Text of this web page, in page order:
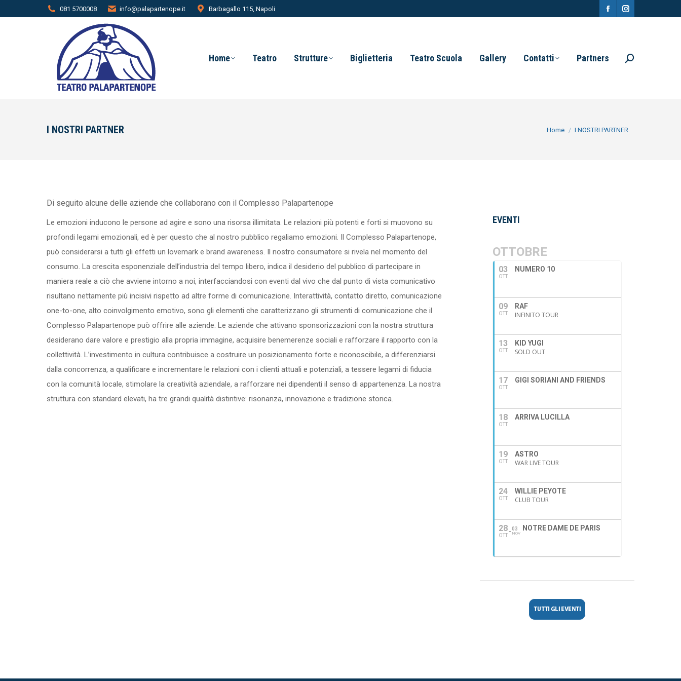
081 5700008 info@palapartenope.it Barbagallo 115, Napoli
FacebookInstagram
Home Teatro Strutture Biglietteria Teatro Scuola Gallery Contatti Partners Search:
I NOSTRI PARTNER You are here:
Home I NOSTRI PARTNER
Di seguito alcune delle aziende che collaborano con il Complesso Palapartenope
Le emozioni inducono le persone ad agire e sono una risorsa illimitata. Le relazioni più potenti e forti si muovono su
profondi legami emozionali, ed è per questo che al nostro pubblico regaliamo emozioni. Il Complesso Palapartenope,
può considerarsi a tutti gli effetti un lovemark e brand awareness. Il nostro consumatore si rivela nel momento del
consumo. La crescita esponenziale dell’industria del tempo libero, indica il desiderio del pubblico di partecipare in
maniera reale a ciò che avviene intorno a noi, interfacciandosi con eventi dal vivo che dal punto di vista comunicativo
risultano nettamente più incisivi rispetto ad altre forme di comunicazione. Interattività, contatto diretto, comunicazione
one-to-one, alto coinvolgimento emotivo, sono gli elementi che caratterizzano gli strumenti di comunicazione che il
Complesso Palapartenope può offrire alle aziende. Le aziende che attivano sponsorizzazioni con la nostra struttura
desiderano dare valore e prestigio alla propria immagine, acquisire benemerenze sociali e rafforzare il rapporto con la
collettività. L’investimento in cultura contribuisce a costruire un posizionamento forte e riconoscibile, a differenziarsi
dalla concorrenza, a qualificare e incrementare le relazioni con i clienti attuali e potenziali, a tessere legami di fiducia
con la comunità locale, stimolare la creatività aziendale, a rafforzare nei dipendenti il senso di appartenenza. La nostra
struttura con standard elevati, ha tre grandi qualità distintive: risonanza, innovazione e tradizione storica.
EVENTI
OTTOBRE
03
OTT
NUMERO 10
09
OTT
RAF
INFINITO TOUR
13
OTT
KID YUGI
SOLD OUT
17
OTT
GIGI SORIANI AND FRIENDS
18
OTT
ARRIVA LUCILLA
19
OTT
ASTRO
WAR LIVE TOUR
24
OTT
WILLIE PEYOTE
CLUB TOUR
28
OTT
03
NOV
NOTRE DAME DE PARIS